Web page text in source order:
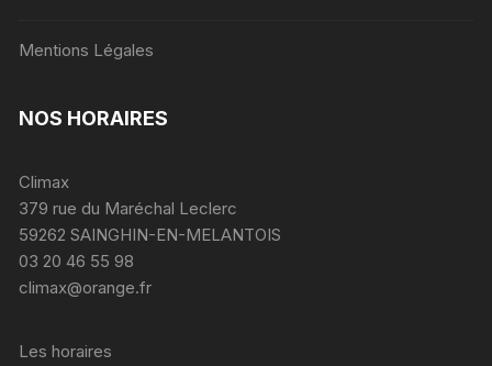
Mentions Légales
NOS HORAIRES
Climax
379 rue du Maréchal Leclerc
59262 SAINGHIN-EN-MELANTOIS
03 20 46 55 98
climax@orange.fr
Les horaires